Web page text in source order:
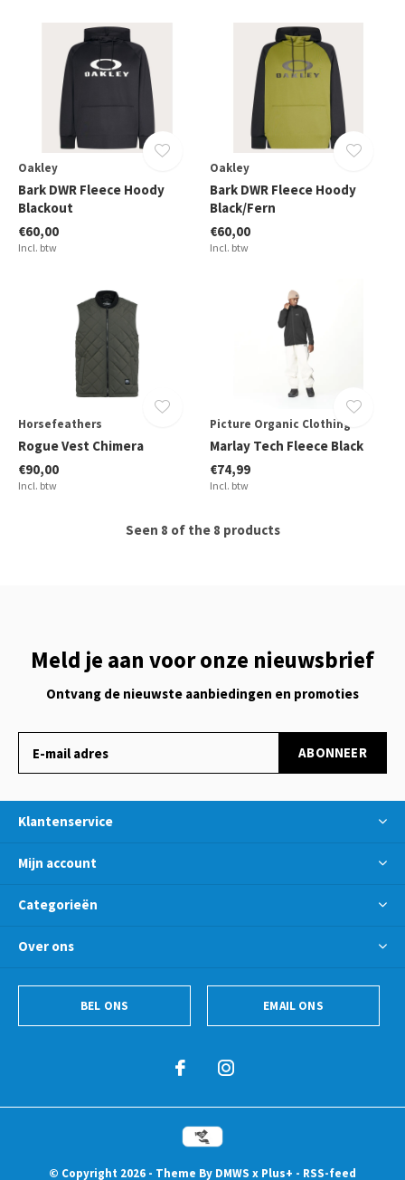
Oakley
Bark DWR Fleece Hoody
Blackout
€60,00
Incl. btw
Oakley
Bark DWR Fleece Hoody
Black/Fern
€60,00
Incl. btw
Horsefeathers
Rogue Vest Chimera
€90,00
Incl. btw
Picture Organic Clothing
Marlay Tech Fleece Black
€74,99
Incl. btw
Seen 8 of the 8 products
Meld je aan voor onze nieuwsbrief
Ontvang de nieuwste aanbiedingen en promoties
ABONNEER
Klantenservice
Mijn account
Categorieën
Over ons
BEL ONS EMAIL ONS
© Copyright 2026 - Theme By DMWS x Plus+ - RSS-feed